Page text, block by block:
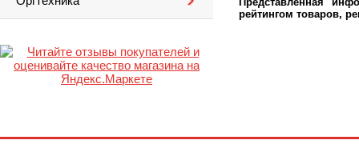
рейтингом товаров,